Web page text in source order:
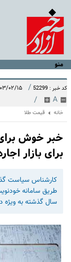
منو
کد خبر : 52299 / ۱۴۰۳/۰۲/۱۵
A
/
خانه قیمت طلا
خبر خوش
برای بازار
کارشناس سیاست
طریق سامانه
سال گذشته به ویژه